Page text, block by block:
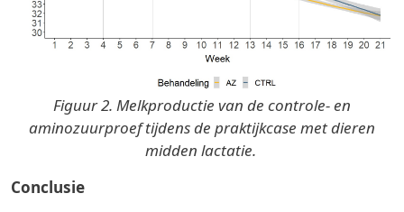
Figuur 2. Melkproductie van de controle- en
aminozuurproef tijdens de praktijkcase met dieren
midden lactatie.
Conclusie